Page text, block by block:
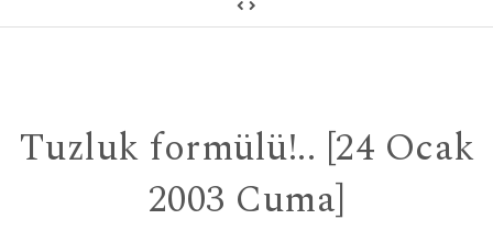
Tuzluk formülü!.. [24 Ocak
2003 Cuma]